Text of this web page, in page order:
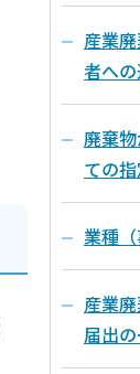
産業
者へ
廃棄
ての
業種
産業
届出